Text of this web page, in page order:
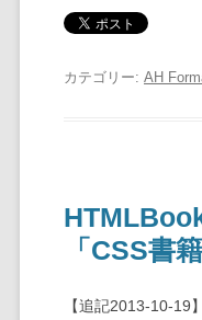
カテゴリー: AH
「CSS書
【追記2013-10-19